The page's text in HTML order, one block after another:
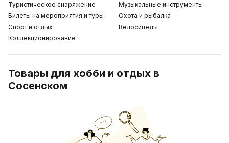
Туристическое снаряжение
Билеты на мероприятия и туры
Спорт и отдых
Коллекционирование
Музыкальные инструменты
Охота и рыбалка
Велосипеды
Товары для хобби и отдых в
Сосенском